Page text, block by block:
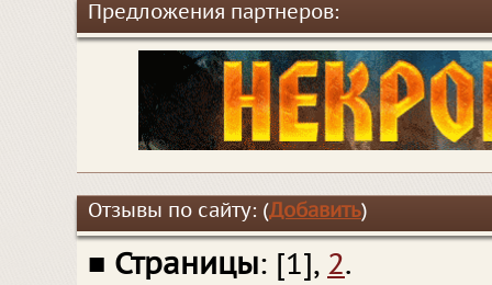
Предложения партнеров:
Отзывы по сайту: (Добавить)
■ Страницы: [1], 2.